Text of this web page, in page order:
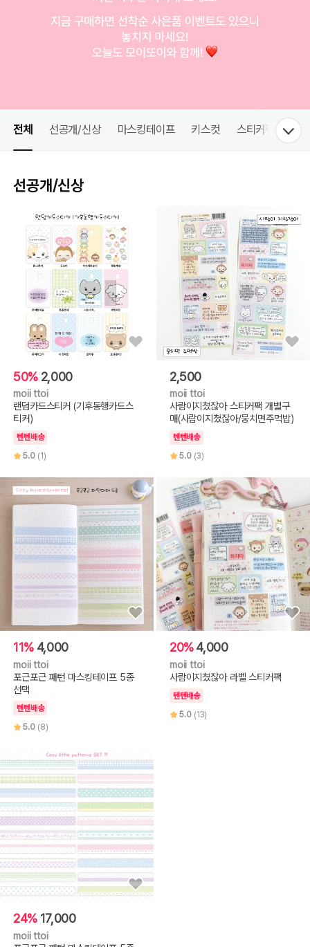
전체 선공개/신상 마스킹테이프 키스컷 스티커팩 스
선공개/신상
50% 2,000
moii ttoi
랜덤카드스티커 (기후동행카드스
티커)
텐텐배송
5.0 (1)
2,500
moii ttoi
사람이지쳤잖아 스티커팩 개별구
매(사람이지쳤잖아/뭉치면주먹밥)
텐텐배송
5.0 (3)
11% 4,000
moii ttoi
포근포근 패턴 마스킹테이프 5종
선택
텐텐배송
5.0 (8)
20%4,000
moii ttoi
사람이지쳤잖아 라벨 스티커팩
텐텐배송
5.0 (13)
24% 17,000
moii ttoi